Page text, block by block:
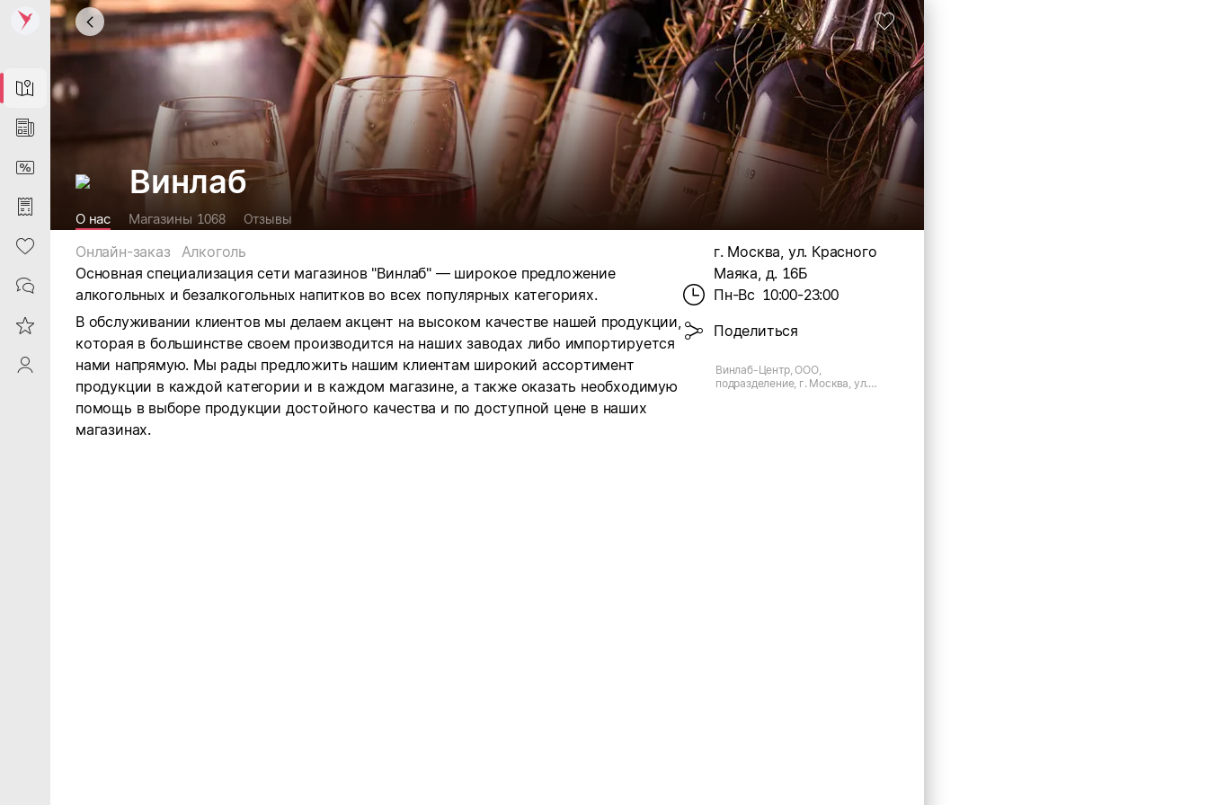
Map
News
DiscountCard
Purchases
Heart
Contacts
Reviews
ProfileSaby
Винлаб
О нас Магазины 1068 Отзывы
Онлайн-заказ
Алкоголь
Основная специализация сети магазинов "Винлаб" — широкое предложение
алкогольных и безалкогольных напитков во всех популярных категориях.
В обслуживании клиентов мы делаем акцент на высоком качестве нашей продукции,
которая в большинстве своем производится на наших заводах либо импортируется
нами напрямую. Мы рады предложить нашим клиентам широкий ассортимент
продукции в каждой категории и в каждом магазине, а также оказать необходимую
помощь в выборе продукции достойного качества и по доступной цене в наших
магазинах.
г. Москва, ул. Красного
Маяка, д. 16Б
Пн-Вс 10:00-23:00
Поделиться
Винлаб-Центр, ООО,
подразделение, г. Москва, ул.